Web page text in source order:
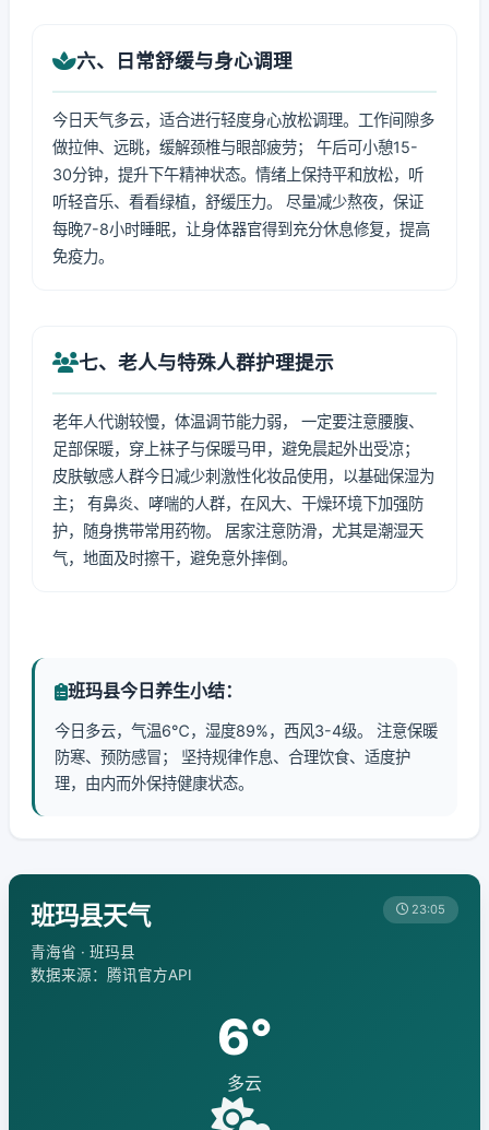
六、日常舒缓与身心调理
今日天气多云，适合进行轻度身心放松调理。工作间隙多
做拉伸、远眺，缓解颈椎与眼部疲劳； 午后可小憩15-
30分钟，提升下午精神状态。情绪上保持平和放松，听
听轻音乐、看看绿植，舒缓压力。 尽量减少熬夜，保证
每晚7-8小时睡眠，让身体器官得到充分休息修复，提高
免疫力。
七、老人与特殊人群护理提示
老年人代谢较慢，体温调节能力弱， 一定要注意腰腹、
足部保暖，穿上袜子与保暖马甲，避免晨起外出受凉；
皮肤敏感人群今日减少刺激性化妆品使用，以基础保湿为
主； 有鼻炎、哮喘的人群，在风大、干燥环境下加强防
护，随身携带常用药物。 居家注意防滑，尤其是潮湿天
气，地面及时擦干，避免意外摔倒。
班玛县今日养生小结：
今日多云，气温6℃，湿度89%，西风3-4级。 注意保暖
防寒、预防感冒； 坚持规律作息、合理饮食、适度护
理，由内而外保持健康状态。
班玛县天气
青海省 · 班玛县
数据来源：腾讯官方API
23:05
6°
多云